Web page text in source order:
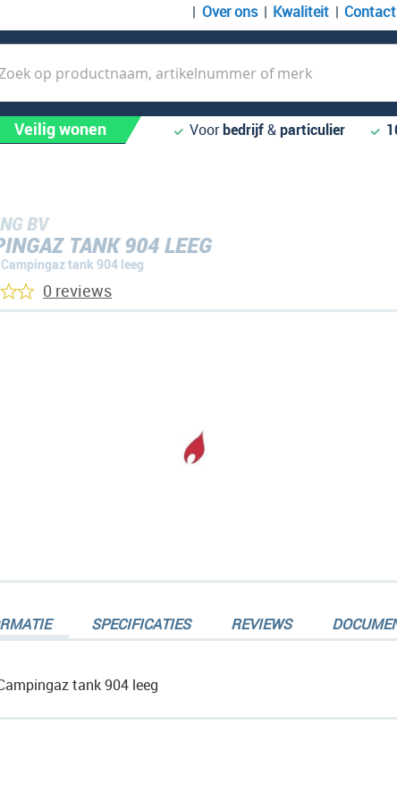
Over ons Kwaliteit Contact
Veilig wonen Voorbedrijf&particulier
BV
TANK 904 LEEG
Campingaz tank 904 leeg
0 reviews
tank 904 leeg
SPECIFICATIES REVIEWS